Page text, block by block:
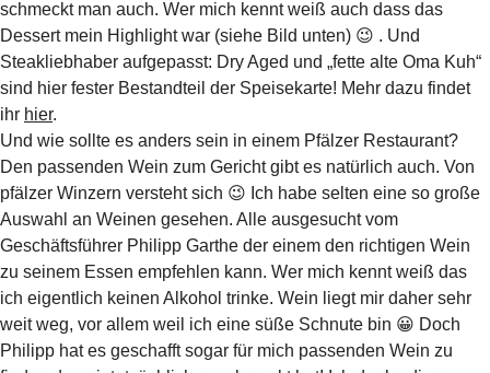
schmeckt man auch. Wer mich kennt weiß auch dass das
Dessert mein Highlight war (siehe Bild unten) 😉 . Und
Steakliebhaber aufgepasst: Dry Aged und „fette alte Oma Kuh“
sind hier fester Bestandteil der Speisekarte! Mehr dazu findet
ihr hier.
Und wie sollte es anders sein in einem Pfälzer Restaurant?
Den passenden Wein zum Gericht gibt es natürlich auch. Von
pfälzer Winzern versteht sich 😉 Ich habe selten eine so große
Auswahl an Weinen gesehen. Alle ausgesucht vom
Geschäftsführer Philipp Garthe der einem den richtigen Wein
zu seinem Essen empfehlen kann. Wer mich kennt weiß das
ich eigentlich keinen Alkohol trinke. Wein liegt mir daher sehr
weit weg, vor allem weil ich eine süße Schnute bin 😀 Doch
Philipp hat es geschafft sogar für mich passenden Wein zu